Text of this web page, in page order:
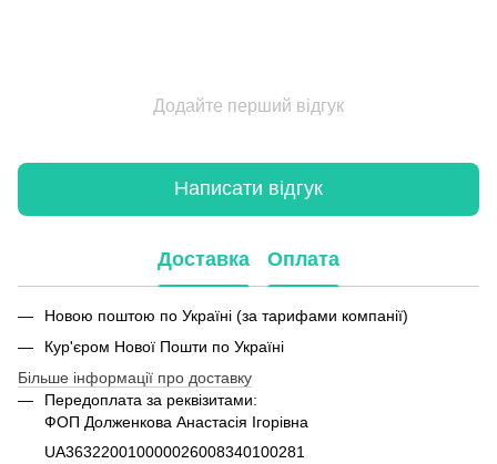
Додайте перший відгук
Написати відгук
Доставка Оплата
Новою поштою по Україні (за тарифами компанії)
Кур'єром Нової Пошти по Україні
Більше інформації про доставку
Передоплата за реквізитами:
ФОП Долженкова Анастасія Ігорівна
UA363220010000026008340100281